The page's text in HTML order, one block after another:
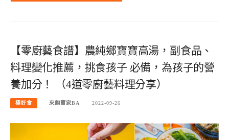
【零廚藝食譜】農純鄉寶寶高湯，副食品、
料理變化推薦，挑食孩子 必備，為孩子的營
養加分！ （4道零廚藝料理分享）
極好食 來飽寶家BA 2022-09-26